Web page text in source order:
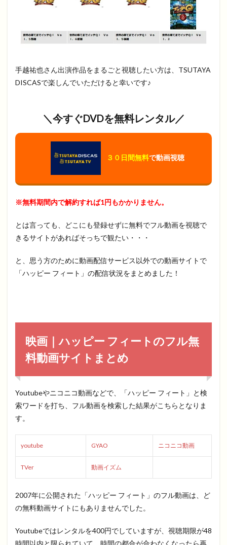
手越祐也さん出演作品をまるごと視聴したい方は、TSUTAYA
DISCASで楽しんでいただけると幸いです♪
＼今すぐDVDを無料レンタル／
３０日間無料で動画視聴
※無料期間内で解約すれば1円もかかりません。
とは言っても、どこにも登録せずに無料でフル動画を視聴で
きるサイトがあればそっちで観たい・・・
と、思う方のために動画配信サービス以外での動画サイトで
「ハッピー フィート」の配信状況をまとめました！
映画｜ハッピー フィートのフル無
料動画サイトまとめ
Youtubeやニコニコ動画などで、「ハッピー フィート」と検
索ワードを打ち、フル動画を検索した結果がこちらとなりま
す。
youtube GYAO ニコニコ動画
TVer 動画イズム
2007年に公開された「ハッピー フィート」のフル動画は、ど
の無料動画サイトにもありませんでした。
Youtubeではレンタルを400円でしていますが、視聴期限が48
時間以内と限られていて、時間の都合が合わなくなったら再